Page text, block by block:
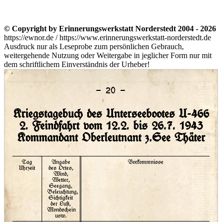
© Copyright by Erinnerungswerkstatt Norderstedt 2004 - 2026
https://ewnor.de / https://www.erinnerungswerkstatt-norderstedt.de
Ausdruck nur als Leseprobe zum persönlichen Gebrauch,
weitergehende Nutzung oder Weitergabe in jeglicher Form nur mit
dem schriftlichem Einverständnis der Urheber!
– 20 –
Kriegstagebuch des Unterseebootes U-466
2. Feindfahrt vom 12.2. bis 26.7. 1943
Kommandant Oberleutnant z.See Thäter
Tag
Uhrzeit
Angabe
des Ortes,
Wind,
Wetter,
Seegang,
Beleuchtung,
Sichtigkeit
der Luft,
Mondschein
usw.
Vorkommnisse